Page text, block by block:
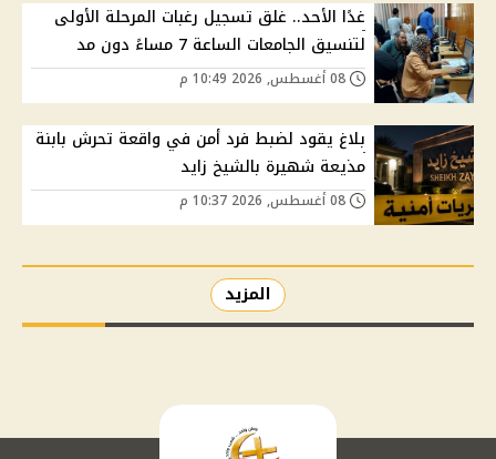
غدًا الأحد.. غلق تسجيل رغبات المرحلة الأولى
لتنسيق الجامعات الساعة 7 مساءً دون مد
بلاغ يقود لضبط فرد أمن في واقعة تحرش بابنة
مذيعة شهيرة بالشيخ زايد
المزيد